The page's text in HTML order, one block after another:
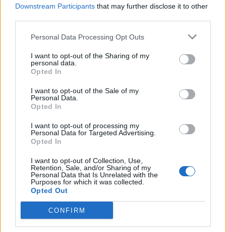
Downstream Participants that may further disclose it to other
Personal Data Processing Opt Outs
I want to opt-out of the Sharing of my
personal data.
Opted In
I want to opt-out of the Sale of my
Personal Data.
Opted In
I want to opt-out of processing my
Personal Data for Targeted Advertising.
Opted In
I want to opt-out of Collection, Use,
Retention, Sale, and/or Sharing of my
Personal Data that Is Unrelated with the
Purposes for which it was collected.
Opted Out
CONFIRM
Ποιοι είναι οι επικίνδυνοι ρύποι, σύμφωνα με
ανάλυση δεδομένων από 29 εκατομμύρια
ανθρώπους.
03 Ιουλίου 2025 08:10
Η ατμοσφαιρική ρύπανση είναι το νέο
τσιγάρο; Πώς προκαλεί καρκίνο
πνεύμονα στους μη-καπνιστές
Οι ομοιότητες στις επιδράσεις της με τα
συμβατικά τσιγάρα. Τα ευρήματα νέας,